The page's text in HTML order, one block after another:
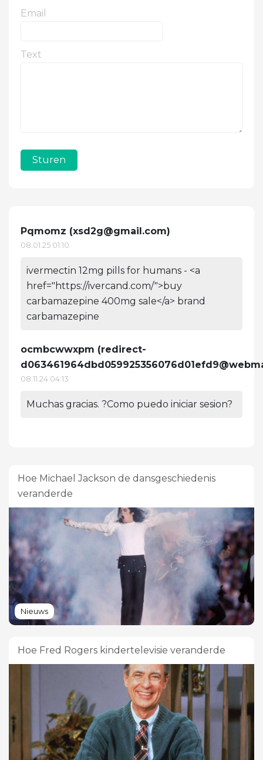
Email
Text
Sturen
Pqmomz (xsd2g@gmail.com)
08.01.25 01:10
ivermectin 12mg pills for humans - <a
href="https://ivercand.com/">buy
carbamazepine 400mg sale</a> brand
carbamazepine
ocmbcwwxpm (redirect-
08.11.24 04:13
Muchas gracias. ?Como puedo iniciar sesion?
Hoe Michael Jackson de dansgeschiedenis
veranderde
Nieuws
Hoe Fred Rogers kindertelevisie veranderde